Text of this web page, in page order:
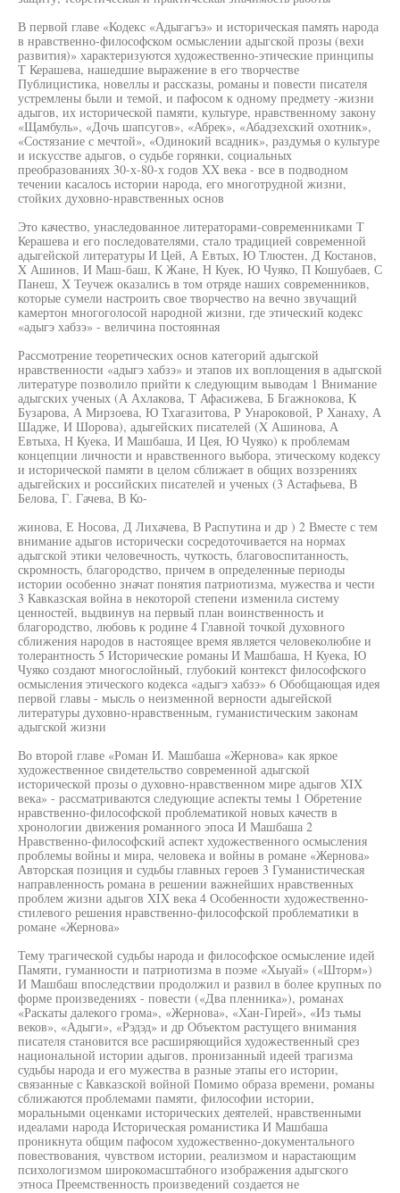
В первой главе «Кодекс «Адыгагъэ» и историческая память народа
в нравственно-философском осмыслении адыгской прозы (вехи
развития)» характеризуются художественно-этические принципы
Т Керашева, нашедшие выражение в его творчестве
Публицистика, новеллы и рассказы, романы и повести писателя
устремлены были и темой, и пафосом к одному предмету -жизни
адыгов, их исторической памяти, культуре, нравственному закону
«Щамбуль», «Дочь шапсугов», «Абрек», «Абадзехский охотник»,
«Состязание с мечтой», «Одинокий всадник», раздумья о культуре
и искусстве адыгов, о судьбе горянки, социальных
преобразованиях 30-х-80-х годов XX века - все в подводном
течении касалось истории народа, его многотрудной жизни,
стойких духовно-нравственных основ
Это качество, унаследованное литераторами-современниками Т
Керашева и его последователями, стало традицией современной
адыгейской литературы И Цей, А Евтых, Ю Тлюстен, Д Костанов,
X Ашинов, И Маш-баш, К Жане, Н Куек, Ю Чуяко, П Кошубаев, С
Панеш, X Теучеж оказались в том отряде наших современников,
которые сумели настроить свое творчество на вечно звучащий
камертон многоголосой народной жизни, где этический кодекс
«адыгэ хабзэ» - величина постоянная
Рассмотрение теоретических основ категорий адыгской
нравственности «адыгэ хабзэ» и этапов их воплощения в адыгской
литературе позволило прийти к следующим выводам 1 Внимание
адыгских ученых (А Ахлакова, Т Афасижева, Б Бгажнокова, К
Бузарова, А Мирзоева, Ю Тхагазитова, Р Унароковой, Р Ханаху, А
Шадже, И Шорова), адыгейских писателей (X Ашинова, А
Евтыха, Н Куека, И Машбаша, И Цея, Ю Чуяко) к проблемам
концепции личности и нравственного выбора, этическому кодексу
и исторической памяти в целом сближает в общих воззрениях
адыгейских и российских писателей и ученых (3 Астафьева, В
Белова, Г. Гачева, В Ко-
жинова, Е Носова, Д Лихачева, В Распутина и др ) 2 Вместе с тем
внимание адыгов исторически сосредоточивается на нормах
адыгской этики человечность, чуткость, благовоспитанность,
скромность, благородство, причем в определенные периоды
истории особенно значат понятия патриотизма, мужества и чести
3 Кавказская война в некоторой степени изменила систему
ценностей, выдвинув на первый план воинственность и
благородство, любовь к родине 4 Главной точкой духовного
сближения народов в настоящее время является человеколюбие и
толерантность 5 Исторические романы И Машбаша, Н Куека, Ю
Чуяко создают многослойный, глубокий контекст философского
осмысления этического кодекса «адыгэ хабзэ» 6 Обобщающая идея
первой главы - мысль о неизменной верности адыгейской
литературы духовно-нравственным, гуманистическим законам
адыгской жизни
Во второй главе «Роман И. Машбаша «Жернова» как яркое
художественное свидетельство современной адыгской
исторической прозы о духовно-нравственном мире адыгов XIX
века» - рассматриваются следующие аспекты темы 1 Обретение
нравственно-философской проблематикой новых качеств в
хронологии движения романного эпоса И Машбаша 2
Нравственно-философский аспект художественного осмысления
проблемы войны и мира, человека и войны в романе «Жернова»
Авторская позиция и судьбы главных героев 3 Гуманистическая
направленность романа в решении важнейших нравственных
проблем жизни адыгов XIX века 4 Особенности художественно-
стилевого решения нравственно-философской проблематики в
романе «Жернова»
Тему трагической судьбы народа и философское осмысление идей
Памяти, гуманности и патриотизма в поэме «Хыуай» («Шторм»)
И Машбаш впоследствии продолжил и развил в более крупных по
форме произведениях - повести («Два пленника»), романах
«Раскаты далекого грома», «Жернова», «Хан-Гирей», «Из тьмы
веков», «Адыги», «Рэдэд» и др Объектом растущего внимания
писателя становится все расширяющийся художественный срез
национальной истории адыгов, пронизанный идеей трагизма
судьбы народа и его мужества в разные этапы его истории,
связанные с Кавказской войной Помимо образа времени, романы
сближаются проблемами памяти, философии истории,
моральными оценками исторических деятелей, нравственными
идеалами народа Историческая романистика И Машбаша
проникнута общим пафосом художественно-документального
повествования, чувством истории, реализмом и нарастающим
психологизмом широкомасштабного изображения адыгского
этноса Преемственность произведений создается не